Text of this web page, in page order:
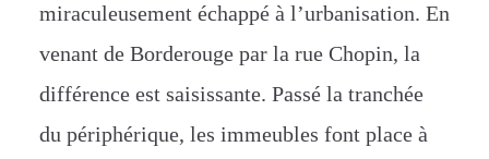
miraculeusement échappé à l’urbanisation. En
venant de Borderouge par la rue Chopin, la
différence est saisissante. Passé la tranchée
du périphérique, les immeubles font place à